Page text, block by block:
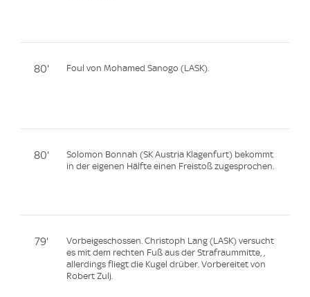
80' Foul von Mohamed Sanogo (LASK).
80'
Solomon Bonnah (SK Austria Klagenfurt) bekommt
in der eigenen Hälfte einen Freistoß zugesprochen.
79'
Vorbeigeschossen. Christoph Lang (LASK) versucht
es mit dem rechten Fuß aus der Strafraummitte, ,
allerdings fliegt die Kugel drüber. Vorbereitet von
Robert Zulj.